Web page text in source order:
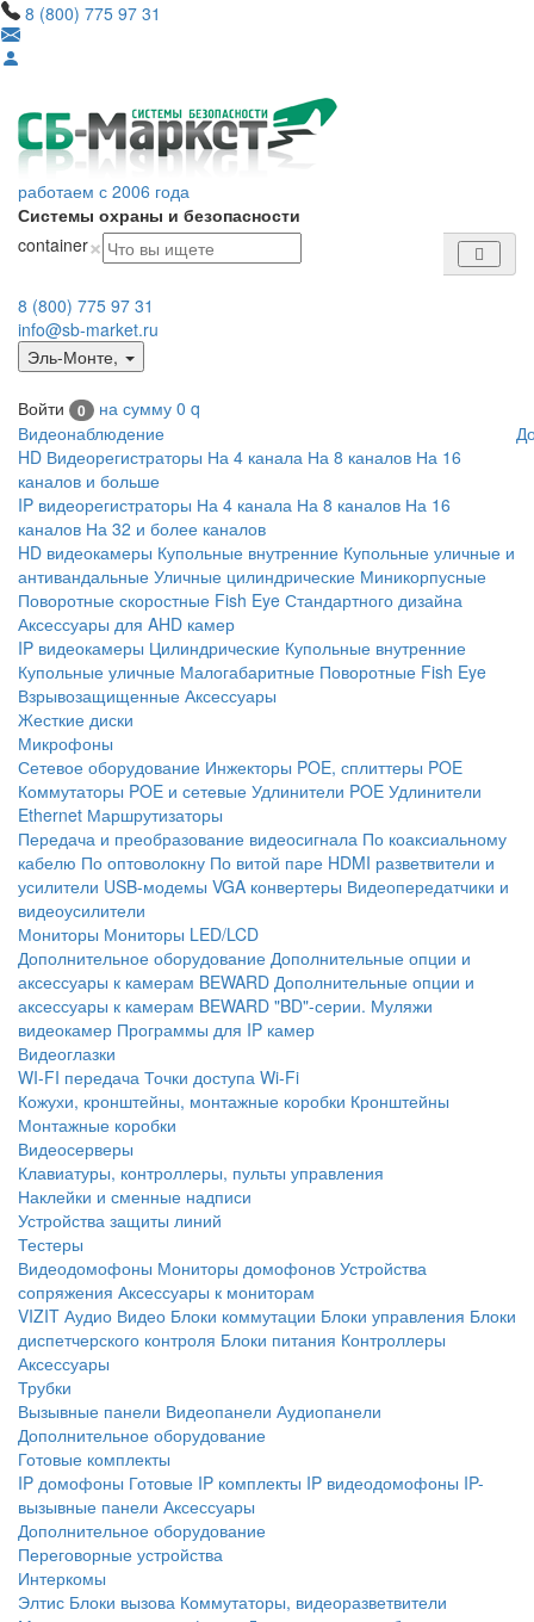
8 (800) 775 97 31
работаем с 2006 года
Системы охраны и безопасности
container×
8 (800) 775 97 31
info@sb-market.ru
Эль-Монте,
Войти 0 на сумму 0 q
Видеонаблюдение
HD Видеорегистраторы На 4 канала На 8 каналов На 16
каналов и больше
IP видеорегистраторы На 4 канала На 8 каналов На 16
каналов На 32 и более каналов
HD видеокамеры Купольные внутренние Купольные уличные и
антивандальные Уличные цилиндрические Миникорпусные
Поворотные скоростные Fish Eye Стандартного дизайна
Аксессуары для AHD камер
IP видеокамеры Цилиндрические Купольные внутренние
Купольные уличные Малогабаритные Поворотные Fish Eye
Взрывозащищенные Аксессуары
Жесткие диски
Микрофоны
Сетевое оборудование Инжекторы POE, сплиттеры POE
Коммутаторы POE и сетевые Удлинители POE Удлинители
Ethernet Маршрутизаторы
Передача и преобразование видеосигнала По коаксиальному
кабелю По оптоволокну По витой паре HDMI разветвители и
усилители USB-модемы VGA конвертеры Видеопередатчики и
видеоусилители
Мониторы Мониторы LED/LCD
Дополнительное оборудование Дополнительные опции и
аксессуары к камерам BEWARD Дополнительные опции и
аксессуары к камерам BEWARD "BD"-серии. Муляжи
видеокамер Программы для IP камер
Видеоглазки
WI-FI передача Точки доступа Wi-Fi
Кожухи, кронштейны, монтажные коробки Кронштейны
Монтажные коробки
Видеосерверы
Клавиатуры, контроллеры, пульты управления
Наклейки и сменные надписи
Устройства защиты линий
Тестеры
Видеодомофоны Мониторы домофонов Устройства
сопряжения Аксессуары к мониторам
VIZIT Аудио Видео Блоки коммутации Блоки управления Блоки
диспетчерского контроля Блоки питания Контроллеры
Аксессуары
Трубки
Вызывные панели Видеопанели Аудиопанели
Дополнительное оборудование
Готовые комплекты
IP домофоны Готовые IP комплекты IP видеодомофоны IP-
вызывные панели Аксессуары
Дополнительное оборудование
Переговорные устройства
Интеркомы
Элтис Блоки вызова Коммутаторы, видеоразветвители